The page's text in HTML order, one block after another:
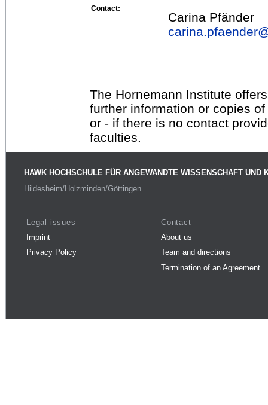
Contact:
Carina Pfänder
The Hornemann Institute
further information or copies
or - if there is no contact
faculties.
HAWK HOCHSCHULE FÜR ANGEWANDTE WISSENSCHAFT UND
Hildesheim/Holzminden/Göttingen
Legal issues
Imprint
Privacy Policy
Contact
About us
Team and directions
Termination of an Agreement